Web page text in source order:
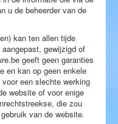
u de beheerder van de
kan ten allen tijde
gewijzigd of
geeft geen garanties
en kan op geen enkele
een slechte werking
website of voor enige
die zou
van de website.